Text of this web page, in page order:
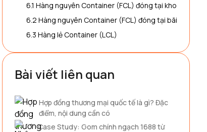
6.1 Hàng nguyên Container (FCL) đóng tại kho
6.2 Hàng nguyên Container (FCL) đóng tại bãi
6.3 Hàng lẻ Container (LCL)
Bài viết liên quan
Hợp đồng thương mại quốc tế là gì? Đặc
điểm, nội dung cần có
Case Study: Gom chính ngạch 1688 từ